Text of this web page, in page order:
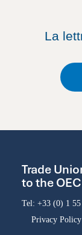
La
Trade
to the
Tel: +33 (0) 1
Privacy Policy